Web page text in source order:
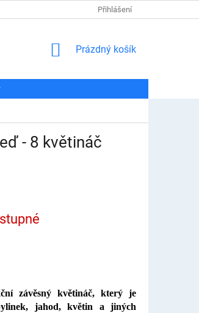
DOPRAVA A PLATBA
Přihlášení
NÁKUPNÍ
Prázdný košík
- 8 květináč
závěsný květináč, který je
jahod, květin a jiných